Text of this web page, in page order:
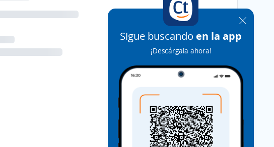
Sigue buscando en la app
¡Descárgala ahora!